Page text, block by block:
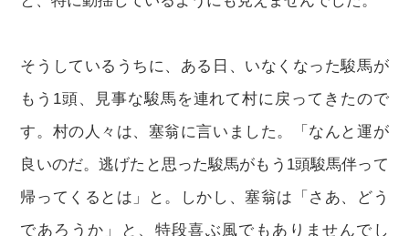
そうしているうちに、ある日、いなくなった駿馬が
もう1頭、見事な駿馬を連れて村に戻ってきたので
す。村の人々は、塞翁に言いました。「なんと運が
良いのだ。逃げたと思った駿馬がもう1頭駿馬伴って
帰ってくるとは」と。しかし、塞翁は「さあ、どう
であろうか」と、特段喜ぶ風でもありませんでし